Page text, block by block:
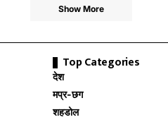
Show More
Top Categories
देश
मप्र-छग
शहडोल